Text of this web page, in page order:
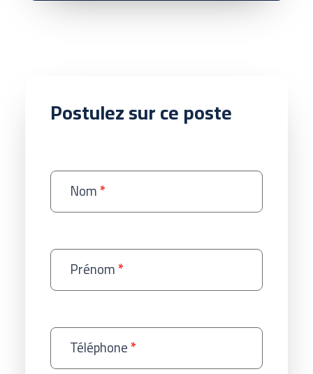
Postulez sur ce poste
ce
Nom*
Prénom*
Téléphone*